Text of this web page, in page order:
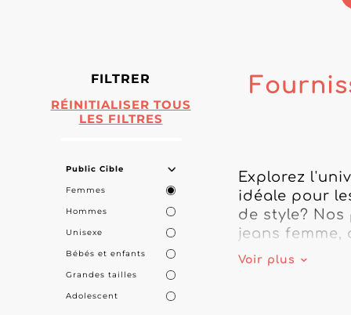
FILTRER
RÉINITIALISER TOUS
LES FILTRES
Public Cible
Femmes
Hommes
Unisexe
Bébés et enfants
Grandes tailles
Adolescent
Explorez
idéale pour
de style?
jeans
Voir plus